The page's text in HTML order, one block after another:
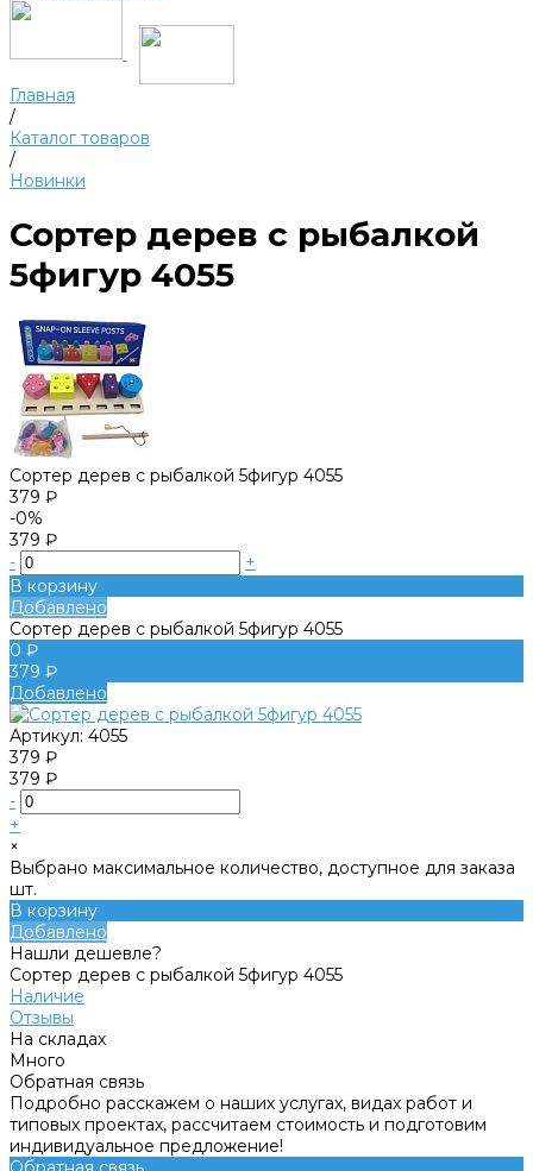
Главная
/
Каталог товаров
/
Новинки
Сортер дерев с рыбалкой
5фигур 4055
Сортер дерев с рыбалкой 5фигур 4055
379 ₽
-0%
379 ₽
-
+
В корзину
Добавлено
Сортер дерев с рыбалкой 5фигур 4055
0 ₽
379 ₽
Добавлено
Артикул: 4055
379 ₽
379 ₽
-
+
×
Выбрано максимальное количество, доступное для заказа
шт.
В корзину
Добавлено
Нашли дешевле?
Сортер дерев с рыбалкой 5фигур 4055
Наличие
Отзывы
На складах
Много
Обратная связь
Подробно расскажем о наших услугах, видах работ и
типовых проектах, рассчитаем стоимость и подготовим
индивидуальное предложение!